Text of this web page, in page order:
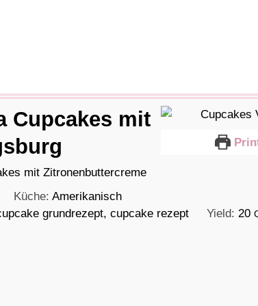
Cupcakes mit
mit Zitronenbuttercreme
Küche: Amerikanisch
grundrezept, cupcake rezept Yield: 20